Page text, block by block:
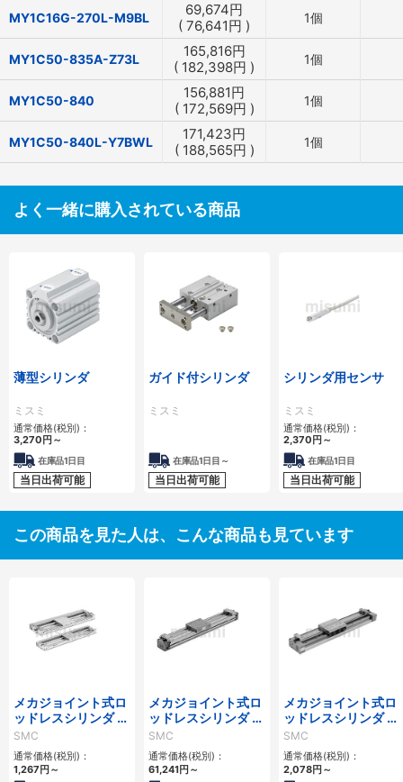
MY1C16G-270L-M9BL 69,674円
( 76,641円 ) 1個
MY1C50-835A-Z73L 165,816円
( 182,398円 ) 1個
MY1C50-840 156,881円
( 172,569円 ) 1個
MY1C50-840L-Y7BWL 171,423円
( 188,565円 ) 1個
よく一緒に購入されている商品
薄型シリンダ
ミスミ
通常価格(税別)：
3,270 円 ～
在庫品1日目
当日出荷可能
ガイド付シリンダ
ミスミ
在庫品1日目～
当日出荷可能
シリンダ用センサ
ミスミ
通常価格(税別)：
2,370 円 ～
在庫品1日目
当日出荷可能
この商品を見た人は、こんな商品も見ています
メカジョイント式ロ
ッドレスシリンダ カ
ムフォロアガイド形
MY2Cシリーズ
SMC
通常価格(税別)：
1,267 円 ～
メカジョイント式ロ
ッドレスシリンダ カ
ムフォロアガイド形
二次電池対応 25A-
MY1Cシリーズ
SMC
通常価格(税別)：
61,241円 ～
メカジョイント式ロ
ッドレスシリンダ リ
ニアガイド形 MY1H
シリーズ
SMC
通常価格(税別)：
2,078円 ～